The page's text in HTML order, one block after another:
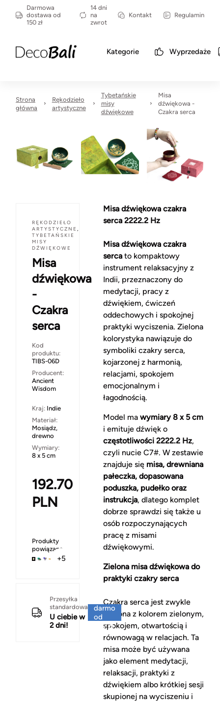
Darmowa
dostawa od
150 zł
14 dni
na
zwrot
Kontakt Regulamin
Kategorie Wyprzedaże
Strona
główna
Rękodzieło
artystyczne
Tybetańskie
misy
dźwiękowe
Misa
dźwiękowa -
Czakra serca
RĘKODZIEŁO
ARTYSTYCZNE ,
TYBETAŃSKIE
MISY
DŹWIĘKOWE
Misa
dźwiękowa
-
Czakra
serca
Kod
produktu:
TIBS-06D
Producent:
Ancient
Wisdom
Kraj: Indie
Materiał:
Mosiądz,
drewno
Wymiary:
8 x 5 cm
192.70
PLN
Produkty
powiązane
+5
Przesyłka
standardowa
U ciebie w
2 dni!
darmo
od
150 zł
Misa dźwiękowa czakra
serca 2222.2 Hz
Misa dźwiękowa czakra
sercato kompaktowy
instrument relaksacyjny z
Indii, przeznaczony do
medytacji, pracy z
dźwiękiem, ćwiczeń
oddechowych i spokojnej
praktyki wyciszenia. Zielona
kolorystyka nawiązuje do
symboliki czakry serca,
kojarzonej z harmonią,
relacjami, spokojem
emocjonalnym i
łagodnością.
Model ma wymiary 8 x 5 cm
i emituje dźwięk o
częstotliwości 2222.2 Hz,
czyli nucie C7#. W zestawie
znajduje się misa, drewniana
pałeczka, dopasowana
poduszka, pudełko oraz
instrukcja, dlatego komplet
dobrze sprawdzi się także u
osób rozpoczynających
pracę z misami
dźwiękowymi.
Zielona misa dźwiękowa do
praktyki czakry serca
Czakra serca jest zwykle
łączona z kolorem zielonym,
spokojem, otwartością i
równowagą w relacjach. Ta
misa może być używana
jako element medytacji,
relaksacji, praktyki z
dźwiękiem albo krótkiej sesji
skupionej na wyciszeniu i